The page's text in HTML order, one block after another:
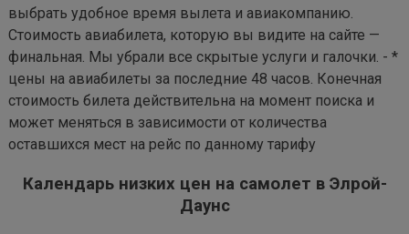
выбрать удобное время вылета и авиакомпанию.
Стоимость авиабилета, которую вы видите на сайте —
финальная. Мы убрали все скрытые услуги и галочки. - *
цены на авиабилеты за последние 48 часов. Конечная
стоимость билета действительна на момент поиска и
может меняться в зависимости от количества
оставшихся мест на рейс по данному тарифу
Календарь низких цен на самолет в Элрой-
Даунс